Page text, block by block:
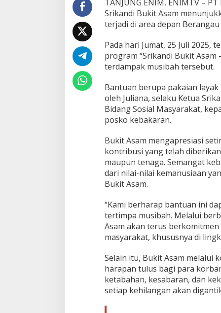
n
K
e
k
a
r
n
TANJUNG ENIM, ENIMTV –
Srikandi Bukit Asam
terjadi di area depan Berangau
Pada hari Jumat, 25 Juli 2025,
program “Srikandi Bukit Asam
terdampak musibah tersebut.
Bantuan berupa pakaian
oleh Juliana, selaku Ketua
Bidang Sosial Masyarakat,
posko kebakaran.
Bukit Asam mengapresiasi
kontribusi yang telah
maupun tenaga. Semangat
dari nilai-nilai kemanusiaan
Bukit Asam.
“Kami berharap bantuan ini
tertimpa musibah. Melalui
Asam akan terus
masyarakat, khususnya di
Selain itu, Bukit Asam melalui
harapan tulus bagi para
ketabahan, kesabaran, dan
setiap kehilangan akan